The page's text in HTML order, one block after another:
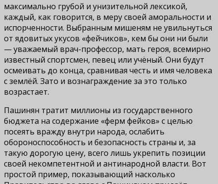
максимально грубой и унизительной лексикой,
каждый, как говорится, в меру своей аморальности и
испорченности. Выбранным мишеням не увильнуться
от ядовитых укусов «фейчиков», кем бы они ни были
— уважаемый врач-профессор, мать героя, всемирно
известный спортсмен, певец или учёный. Они будут
осмеивать до конца, сравнивая честь и имя человека
с землёй. Зато и вознаграждение за это только
возрастает.
Пашинян тратит миллионы из государственного
бюджета на содержание «ферм фейков» с целью
посеять вражду внутри народа, ослабить
обороноспособность и безопасность страны и, за
такую дорогую цену, всего лишь укрепить позиции
своей некомпетентной и антинародной власти. Вот
простой пример, показывающий насколько